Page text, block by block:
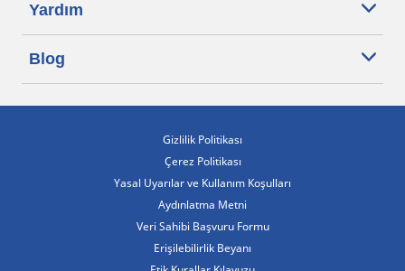
Yardım
Blog
Gizlilik Politikası
Çerez Politikası
Yasal Uyarılar ve Kullanım Koşulları
Aydınlatma Metni
Veri Sahibi Başvuru Formu
Erişilebilirlik Beyanı